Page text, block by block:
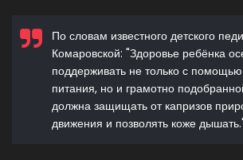
По словам известного детского
Комаровской: "Здоровье ребёнка
поддерживать не только с
питания, но и грамотно
должна защищать от капризов
движения и позволять коже